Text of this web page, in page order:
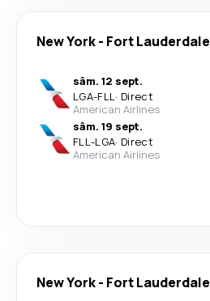
New York- Fort Lauderdale
sâm. 12 sept.
LGA-FLL· Direct
American Airlines
sâm. 19 sept.
FLL-LGA· Direct
American Airlines
New York- Fort Lauderdale